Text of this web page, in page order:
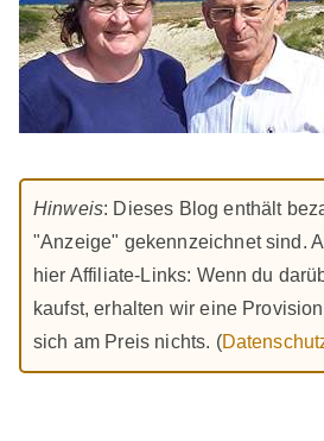
Hinweis: Dieses Blog enthält
"Anzeige" gekennzeichnet sind.
hier Affiliate-Links: Wenn du
kaufst, erhalten wir eine
sich am Preis nichts. (